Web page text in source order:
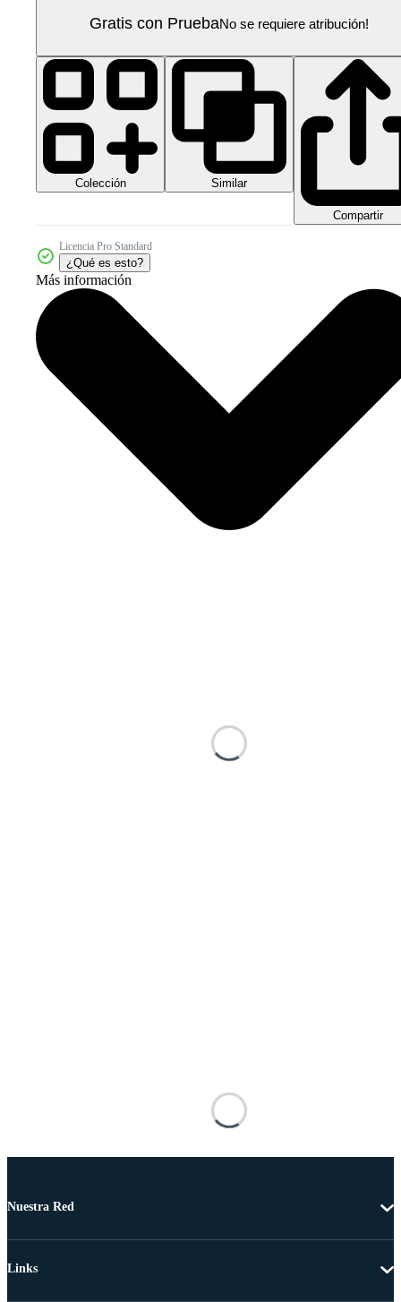
Gratis con PruebaNo se requiere atribución!
Colección Similar
Compartir
Licencia Pro Standard
¿Qué es esto?
Más información
Nuestra Red
Links